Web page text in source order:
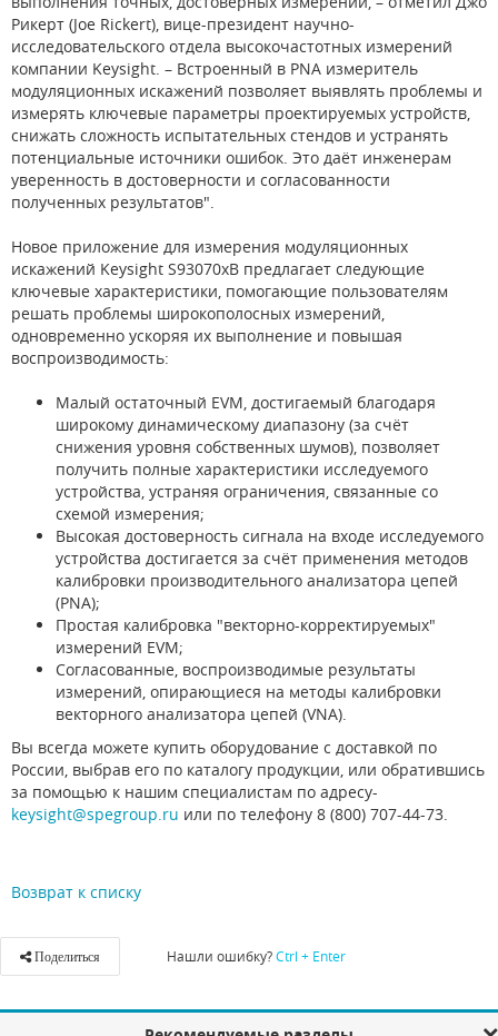
Рикерт (Joe Rickert), вице-президент научно-
исследовательского отдела высокочастотных измерений
компании Keysight. – Встроенный в PNA измеритель
модуляционных искажений позволяет выявлять проблемы и
измерять ключевые параметры проектируемых устройств,
снижать сложность испытательных стендов и устранять
потенциальные источники ошибок. Это даёт инженерам
уверенность в достоверности и согласованности
полученных результатов".
Новое приложение для измерения модуляционных
искажений Keysight S93070xB предлагает следующие
ключевые характеристики, помогающие пользователям
решать проблемы широкополосных измерений,
одновременно ускоряя их выполнение и повышая
воспроизводимость:
Малый остаточный EVM, достигаемый благодаря
широкому динамическому диапазону (за счёт
снижения уровня собственных шумов), позволяет
получить полные характеристики исследуемого
устройства, устраняя ограничения, связанные со
схемой измерения;
Высокая достоверность сигнала на входе исследуемого
устройства достигается за счёт применения методов
калибровки производительного анализатора цепей
(PNA);
Простая калибровка "векторно-корректируемых"
измерений EVM;
Согласованные, воспроизводимые результаты
измерений, опирающиеся на методы калибровки
векторного анализатора цепей (VNA).
Вы всегда можете купить оборудование с доставкой по
России, выбрав его по каталогу продукции, или обратившись
за помощью к нашим специалистам по адресу-
keysight@spegroup.ru или по телефону 8 (800) 707-44-73.
Возврат к списку
Поделиться Нашли ошибку?Ctrl + Enter